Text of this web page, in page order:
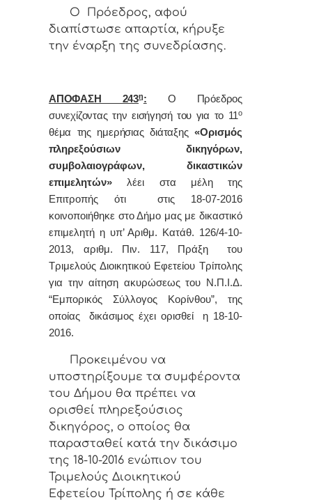
Ο Πρόεδρος, αφού
διαπίστωσε απαρτία, κήρυξε
την έναρξη της συνεδρίασης.
ΑΠΟΦΑΣΗ 243η: Ο Πρόεδρος
συνεχίζοντας την εισήγησή του για το 11ο
θέμα της ημερήσιας διάταξης «Ορισμός
πληρεξούσιων δικηγόρων,
συμβολαιογράφων, δικαστικών
επιμελητών»λέει στα μέλη της
Επιτροπής ότι στις 18-07-2016
κοινοποιήθηκε στο Δήμο μας με δικαστικό
επιμελητή η υπ’ Αριθμ. Κατάθ. 126/4-10-
2013, αριθμ. Πιν. 117, Πράξη του
Τριμελούς Διοικητικού Εφετείου Τρίπολης
για την αίτηση ακυρώσεως του Ν.Π.Ι.Δ.
“Εμπορικός Σύλλογος Κορίνθου”, της
οποίας δικάσιμος έχει ορισθεί η 18-10-
2016.
Προκειμένου να
υποστηρίξουμε τα συμφέροντα
του Δήμου θα πρέπει να
ορισθεί πληρεξούσιος
δικηγόρος, ο οποίος θα
παρασταθεί κατά την δικάσιμο
της 18-10-2016 ενώπιον του
Τριμελούς Διοικητικού
Εφετείου Τρίπολης ή σε κάθε